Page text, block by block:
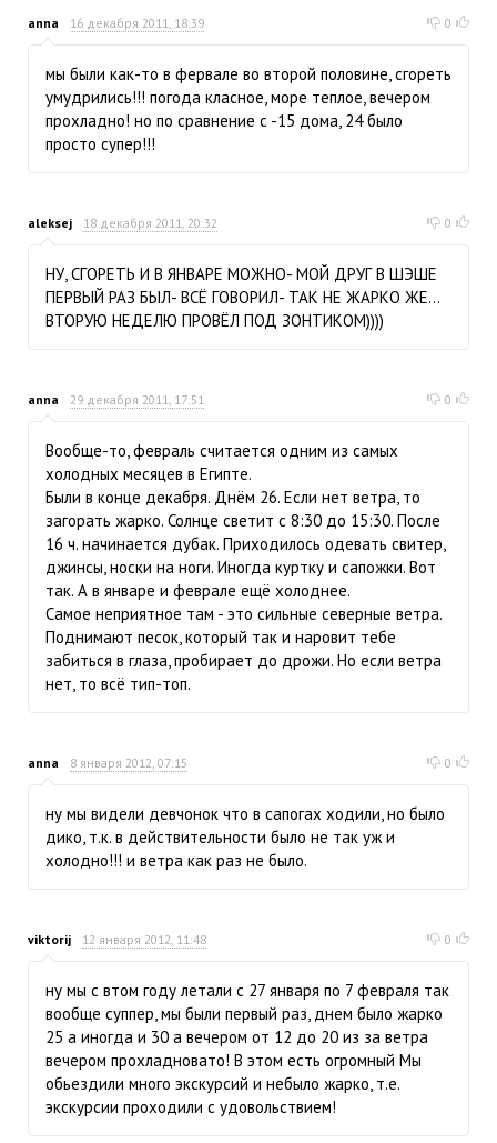
anna 16 декабря 2011, 18:39 0
мы были как-то в фервале во второй половине, сгореть
умудрились!!! погода класное, море теплое, вечером
прохладно! но по сравнение с -15 дома, 24 было
просто супер!!!
aleksej 18 декабря 2011, 20:32 0
НУ, СГОРЕТЬ И В ЯНВАРЕ МОЖНО- МОЙ ДРУГ В ШЭШЕ
ПЕРВЫЙ РАЗ БЫЛ- ВСЁ ГОВОРИЛ- ТАК НЕ ЖАРКО ЖЕ...
ВТОРУЮ НЕДЕЛЮ ПРОВЁЛ ПОД ЗОНТИКОМ))))
anna 29 декабря 2011, 17:51 0
Вообще-то, февраль считается одним из самых
холодных месяцев в Египте.
Были в конце декабря. Днём 26. Если нет ветра, то
загорать жарко. Солнце светит с 8:30 до 15:30. После
16 ч. начинается дубак. Приходилось одевать свитер,
джинсы, носки на ноги. Иногда куртку и сапожки. Вот
так. А в январе и феврале ещё холоднее.
Самое неприятное там - это сильные северные ветра.
Поднимают песок, который так и наровит тебе
забиться в глаза, пробирает до дрожи. Но если ветра
нет, то всё тип-топ.
anna 8 января 2012, 07:15 0
ну мы видели девчонок что в сапогах ходили, но было
дико, т.к. в действительности было не так уж и
холодно!!! и ветра как раз не было.
viktorij 12 января 2012, 11:48 0
ну мы с втом году летали с 27 января по 7 февраля так
вообще суппер, мы были первый раз, днем было жарко
25 а иногда и 30 а вечером от 12 до 20 из за ветра
вечером прохладновато! В этом есть огромный Мы
обьездили много экскурсий и небыло жарко, т.е.
экскурсии проходили с удовольствием!